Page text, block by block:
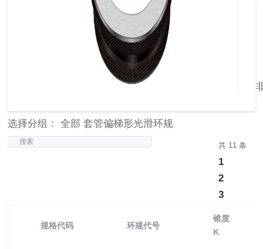
选择分组： 全部 套管偏梯形光滑环规
搜索 共 11 条
1
2
3
规格代码 环规代号
锥度
K